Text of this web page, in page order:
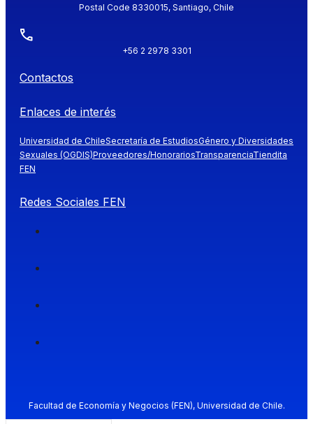
Postal Code 8330015, Santiago, Chile
+56 2 2978 3301
Contactos
Enlaces de interés
Universidad de ChileSecretaría de EstudiosGénero y Diversidades
Sexuales (OGDIS)Proveedores/HonorariosTransparenciaTiendita
FEN
Redes Sociales FEN
Facultad de Economía y Negocios (FEN), Universidad de Chile.